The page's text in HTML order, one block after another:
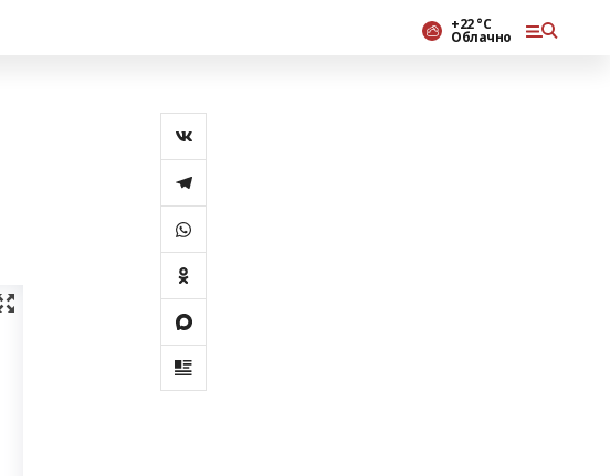
+22 °С
Облачно